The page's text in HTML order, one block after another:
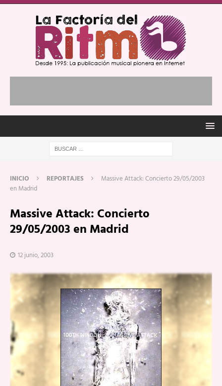
INICIO REPORTAJES
Massive Attack: Concierto 29/05/2003
en Madrid
Massive Attack: Concierto
29/05/2003 en Madrid
12 junio, 2003